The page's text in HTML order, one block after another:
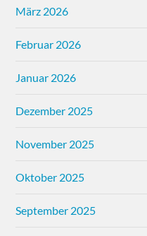
März 2026
Februar 2026
Januar 2026
Dezember 2025
November 2025
Oktober 2025
September 2025